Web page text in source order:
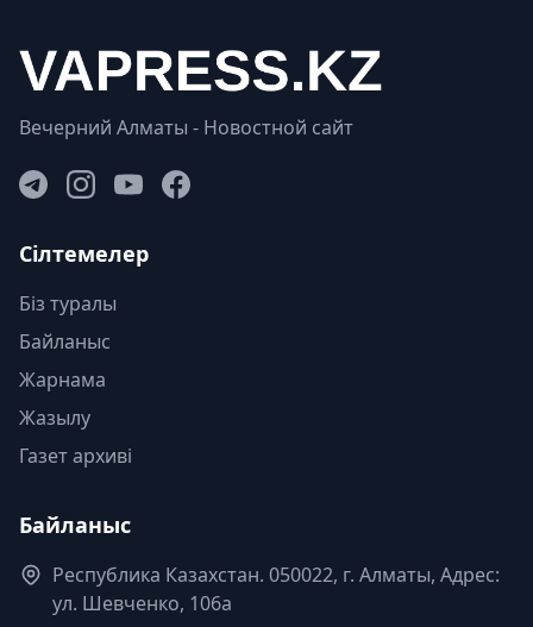
Вечерний Алматы - Новостной сайт
Сілтемелер
Біз туралы
Байланыс
Жарнама
Жазылу
Газет архиві
Байланыс
Республика Казахстан. 050022, г. Алматы, Адрес:
ул. Шевченко, 106а